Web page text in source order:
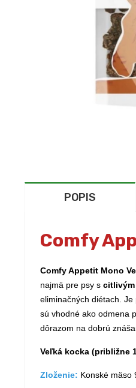
POPIS
Comfy
Comfy Appetit Mono
najmä pre psy s citlivým
eliminačných diétach.
sú vhodné ako odmena
dôrazom na dobrú
Veľká kocka (približne
Zloženie: Konské mäso